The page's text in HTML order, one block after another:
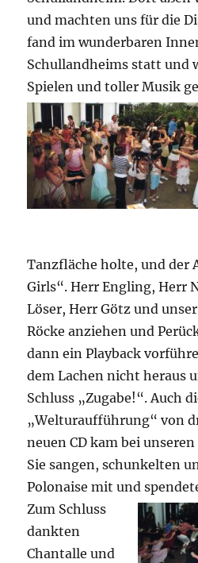
und machten uns für die
fand im wunderbaren
Schullandheims statt und
Spielen und toller Musik
Tanzfläche holte, und der
Girls“. Herr Engling, Herr
Löser, Herr Götz und
Röcke anziehen und
dann ein Playback
dem Lachen nicht heraus
Schluss „Zugabe!“. Auch
„Welturaufführung“ von
neuen CD kam bei
Sie sangen, schunkelten
Polonaise mit und
Zum Schluss
dankten
Chantalle und